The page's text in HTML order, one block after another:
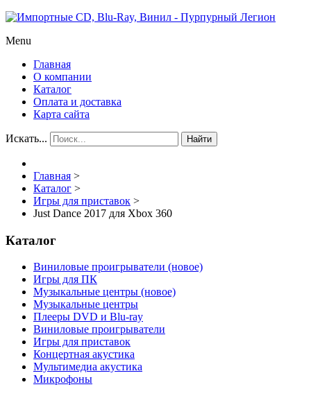
Menu
Главная
О компании
Каталог
Оплата и доставка
Карта сайта
Искать... Найти
Главная >
Каталог >
Игры для приставок >
Just Dance 2017 для Xbox 360
Каталог
Виниловые проигрыватели (новое)
Игры для ПК
Музыкальные центры (новое)
Музыкальные центры
Плееры DVD и Blu-ray
Виниловые проигрыватели
Игры для приставок
Концертная акустика
Мультимедиа акустика
Микрофоны